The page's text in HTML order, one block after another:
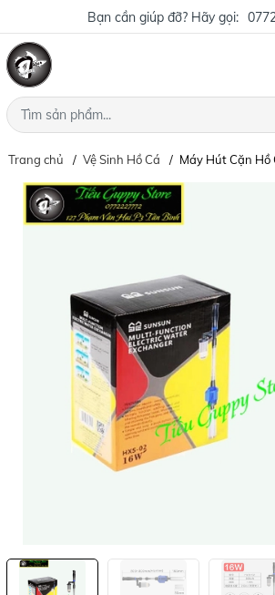
Bạn cần giúp đỡ? Hãy gọi:
Trang chủ Vệ Sinh Hồ Cá Máy Hút Cặn